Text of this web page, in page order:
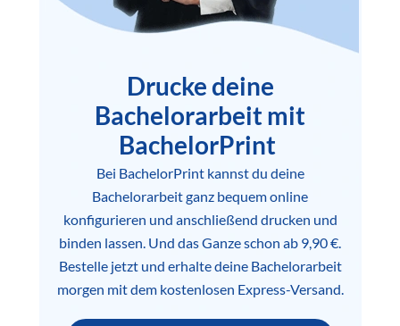
Drucke deine
Bachelorarbeit mit
BachelorPrint
Bei BachelorPrint kannst du deine
Bachelorarbeit ganz bequem online
konfigurieren und anschließend drucken und
binden lassen. Und das Ganze schon ab 9,90 €.
Bestelle jetzt und erhalte deine Bachelorarbeit
morgen mit dem kostenlosen Express-Versand.